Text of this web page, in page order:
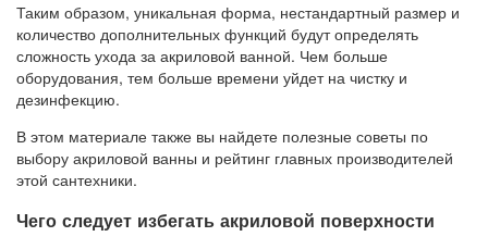
Таким образом, уникальная форма, нестандартный размер и
количество дополнительных функций будут определять
сложность ухода за акриловой ванной. Чем больше
оборудования, тем больше времени уйдет на чистку и
дезинфекцию.
В этом материале также вы найдете полезные советы по
выбору акриловой ванны и рейтинг главных производителей
этой сантехники.
Чего следует избегать акриловой поверхности